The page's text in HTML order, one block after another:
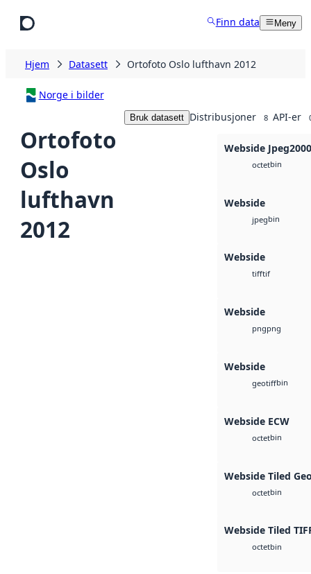
Finn data Meny
Hjem Datasett Ortofoto Oslo lufthavn 2012
Norge i bilder
Ortofoto
Oslo
lufthavn
2012
Bruk datasett Distribusjoner 8 API-er
Webside Jpeg2000
octetbin
Webside
jpegbin
Webside
tifftif
Webside
pngpng
Webside
geotiffbin
Webside ECW
octetbin
Webside Tiled
octetbin
Webside Tiled
octetbin